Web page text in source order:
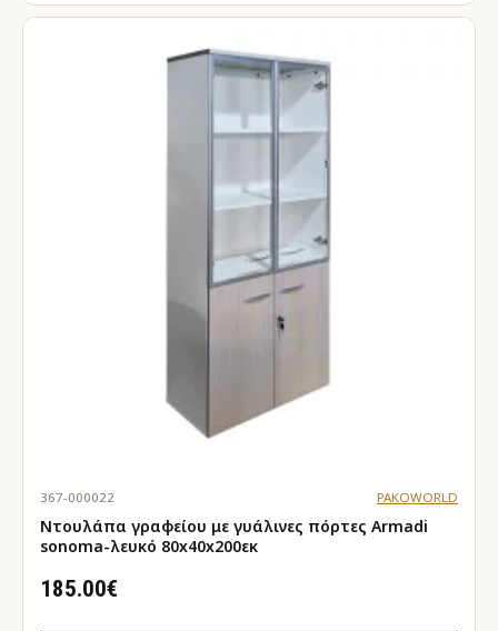
367-000022 PAKOWORLD
Ντουλάπα γραφείου με γυάλινες πόρτες Armadi
sonoma-λευκό 80x40x200εκ
185.00€